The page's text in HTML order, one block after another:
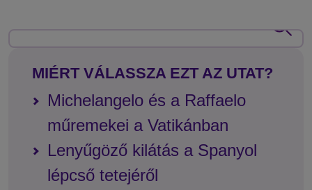
MIÉRT VÁLASSZA EZT AZ UTAT?
Michelangelo és a Raffaelo
műremekei a Vatikánban
Lenyűgöző kilátás a Spanyol
lépcső tetejéről